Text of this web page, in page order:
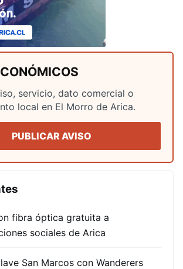
servicio, dato comercial o
local en El Morro de Arica.
PUBLICAR AVISO
fibra óptica gratuita a
sociales de Arica
San Marcos con Wanderers